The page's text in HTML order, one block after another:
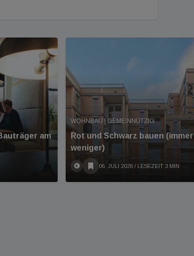
am
WOHNBAU | GEMEINNÜTZIG
Rot und Schwarz bauen (immer
weniger)
06. JULI 2026 / LESEZEIT 3 MIN